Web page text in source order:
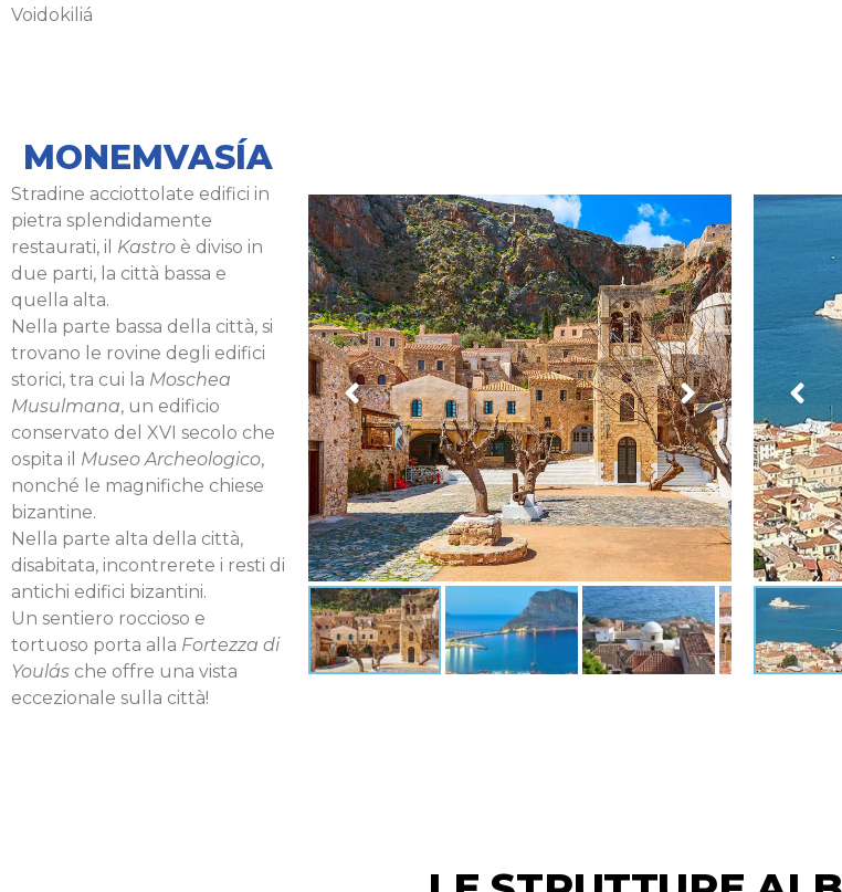
Voidokiliá
MONEMVASÍA
Stradine acciottolate edifici in
pietra splendidamente
restaurati, il Kastro è diviso in
due parti, la città bassa e
quella alta.
Nella parte bassa della città, si
trovano le rovine degli edifici
storici, tra cui la Moschea
Musulmana, un edificio
conservato del XVI secolo che
ospita il Museo Archeologico,
nonché le magnifiche chiese
bizantine.
Nella parte alta della città,
disabitata, incontrerete i resti di
antichi edifici bizantini.
Un sentiero roccioso e
tortuoso porta alla Fortezza di
Youlás che offre una vista
eccezionale sulla città!